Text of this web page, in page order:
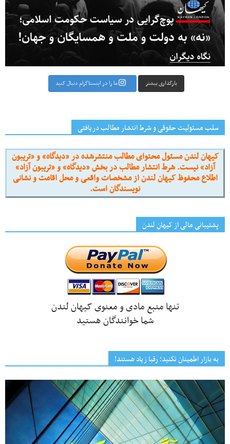
بارگذاری بیشتر ما را در اینستاگرام دنبال کنید
سلب مسئولیت حقوقی و شرط انتشار مطالب دریافتی
کیهان لندن مسئول محتوای مطالب منتشرشده در «دیدگاه» و «تریبون
آزاد» نیست. شرط انتشار مطالب در بخش «دیدگاه» و «تریبون آزاد»
اطلاع محفوظ کیهان لندن از مشخصات واقعی و محل اقامت و نشانی
نویسندگان است.
پشتیبانی مالی از کیهانِ لندن
تنها منبع مادی و معنوی کیهان لندن
شما خوانندگان هستید
به بازار اطمینان نکنید؛ رقبا زیاد هستند!